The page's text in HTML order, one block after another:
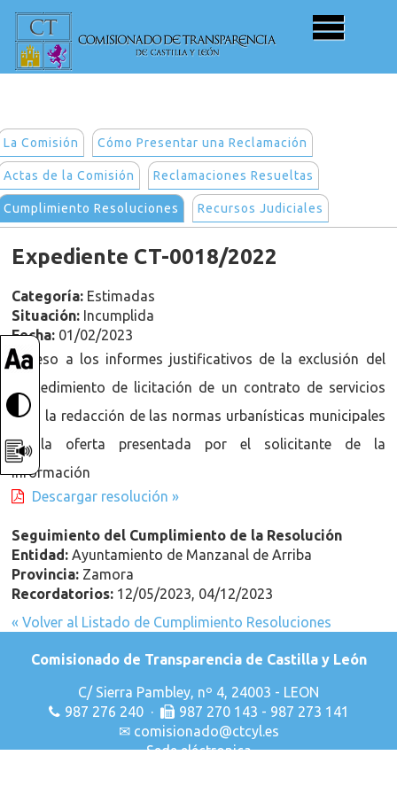
La Comisión Cómo Presentar una Reclamación
Actas de la Comisión Reclamaciones Resueltas
Cumplimiento Resoluciones Recursos Judiciales
Expediente CT-0018/2022
Categoría: Estimadas
Situación: Incumplida
Fecha: 01/02/2023
Acceso a los informes justificativos de la exclusión del
procedimiento de licitación de un contrato de servicios
para la redacción de las normas urbanísticas municipales
de la oferta presentada por el solicitante de la
información
Descargar resolución »
Seguimiento del Cumplimiento de la Resolución
Entidad:Ayuntamiento de Manzanal de Arriba
Provincia: Zamora
Recordatorios: 12/05/2023, 04/12/2023
« Volver al Listado de Cumplimiento Resoluciones
Comisionado de Transparencia de Castilla y León
C/ Sierra Pambley, nº 4, 24003 - LEON
987 276 240 ·
987 270 143 - 987 273 141
✉ comisionado@ctcyl.es
Sede eléctronica